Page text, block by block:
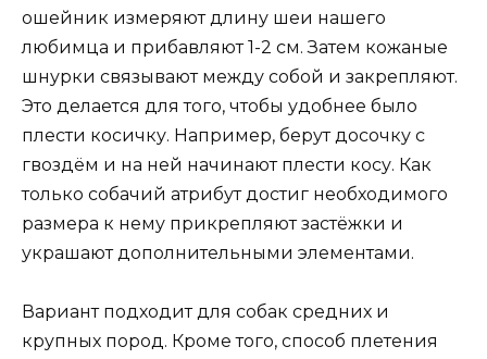
ошейник измеряют длину шеи нашего
любимца и прибавляют 1-2 см. Затем кожаные
шнурки связывают между собой и закрепляют.
Это делается для того, чтобы удобнее было
плести косичку. Например, берут досочку с
гвоздём и на ней начинают плести косу. Как
только собачий атрибут достиг необходимого
размера к нему прикрепляют застёжки и
украшают дополнительными элементами.
Вариант подходит для собак средних и
крупных пород. Кроме того, способ плетения